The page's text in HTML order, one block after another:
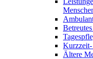
Ältere